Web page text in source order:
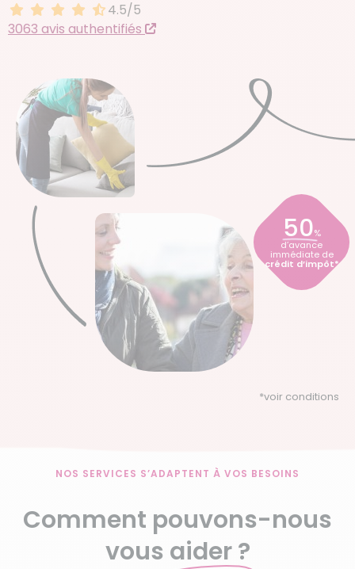
4.5 sur 5
4.5/5
3063 avis authentifiés
50%
d’avance
immédiate de
crédit d’impôt*
*voir conditions
NOS SERVICES S’ADAPTENT À VOS BESOINS
Comment pouvons-nous
vous aider ?